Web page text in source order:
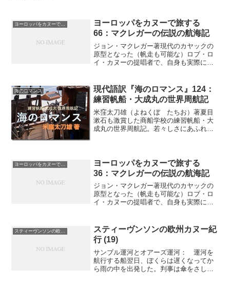
ヨーロッパをカヌーで旅する
ヨーロッパをカヌーで旅する
66：マクレガーの伝説の航海記
ジョン・マクレガー著現代のカヤックの
原型となった（帆走も可能な）ロブ・ロ
イ・カヌーの提唱者で、自身も実際にヨ
本邦初訳（連載の第６６回）日曜は散歩
したり本を読んだり、のん...
海のロマンス
現代語訳『海のロマンス』124：
練習帆船・大成丸の世界周航記
米窪太刀雄（よねくぼ たちお）著夏目
漱石も激賞した商船学校の練習帆船・大
成丸の世界周航記。若々しさにあふれた
オブ・ロッテリア）馬鹿に...
ヨーロッパをカヌーで旅する
ヨーロッパをカヌーで旅する
36：マクレガーの伝説の航海記
ジョン・マクレガー著現代のカヤックの
原型となった（帆走も可能な）ロブ・ロ
イ・カヌーの提唱者で、自身も実際にヨ
本邦初訳（連載の第３６回）スイスの国
境付近のホテルでは一般に...
スティーヴンソンの欧州カヌー紀
行 (19)
サンブル運河とオアーズ運河： 運河を
航行する船翌日、ぼくらは遅くなってか
ら雨の中を出発した。判事は傘をさして